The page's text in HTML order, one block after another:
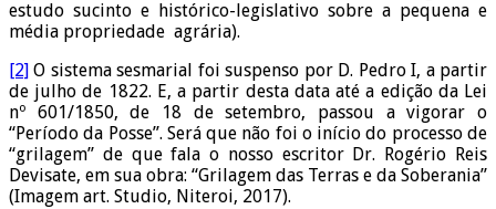
estudo sucinto e histórico-legislativo sobre a pequena e
média propriedade agrária).
[2] O sistema sesmarial foi suspenso por D. Pedro I, a partir
de julho de 1822. E, a partir desta data até a edição da Lei
nº 601/1850, de 18 de setembro, passou a vigorar o
“Período da Posse”. Será que não foi o início do processo de
“grilagem” de que fala o nosso escritor Dr. Rogério Reis
Devisate, em sua obra: “Grilagem das Terras e da Soberania”
(Imagem art. Studio, Niteroi, 2017).